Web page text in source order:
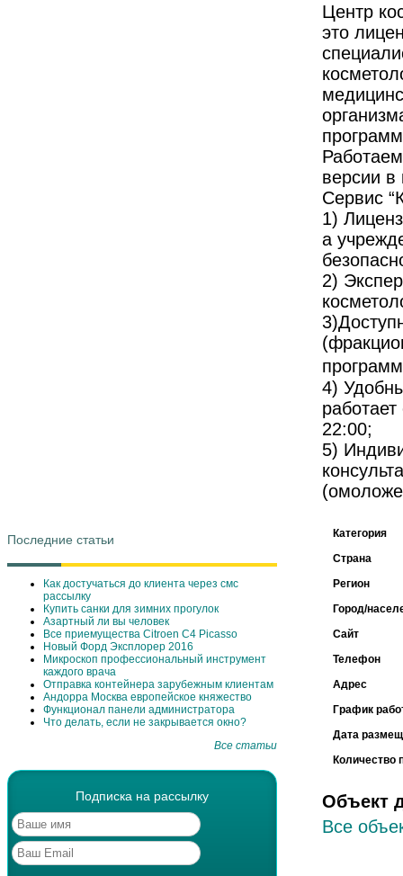
Последние статьи
Как достучаться до клиента через смс
рассылку
Купить санки для зимних прогулок
Азартный ли вы человек
Все приемущества Сitroen C4 Picasso
Новый Форд Эксплорер 2016
Микроскоп профессиональный инструмент
каждого врача
Отправка контейнера зарубежным клиентам
Андорра Москва европейское княжество
Функционал панели администратора
Что делать, если не закрывается окно?
Все статьи
Подписка на рассылку
Центр
это
версии
Сервис
1)
а
2)
4)
22:00;
5)
Категория
Страна
Регион
Город/
Сайт
Телефон
Адрес
График
Дата
Количество
Объект
Все